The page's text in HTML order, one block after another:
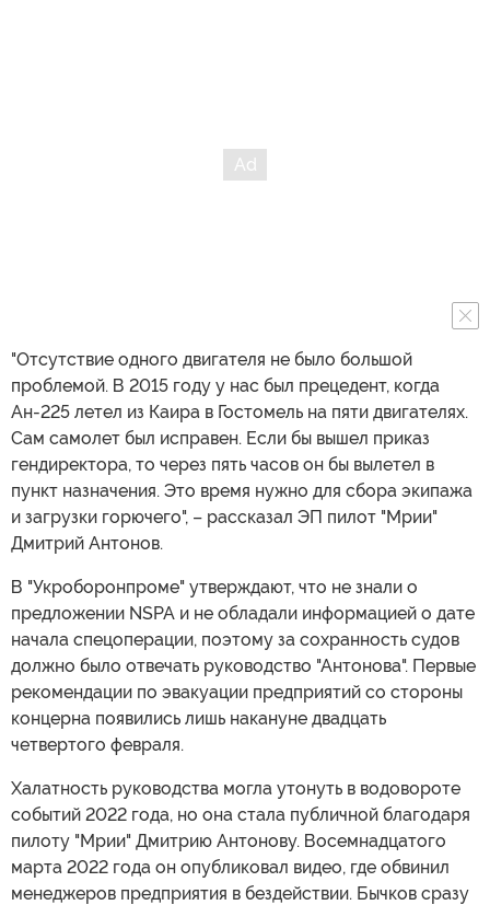
"Отсутствие одного двигателя не было большой
проблемой. В 2015 году у нас был прецедент, когда
Ан-225 летел из Каира в Гостомель на пяти двигателях.
Сам самолет был исправен. Если бы вышел приказ
гендиректора, то через пять часов он бы вылетел в
пункт назначения. Это время нужно для сбора экипажа
и загрузки горючего", – рассказал ЭП пилот "Мрии"
Дмитрий Антонов.
В "Укроборонпроме" утверждают, что не знали о
предложении NSPA и не обладали информацией о дате
начала спецоперации, поэтому за сохранность судов
должно было отвечать руководство "Антонова". Первые
рекомендации по эвакуации предприятий со стороны
концерна появились лишь накануне двадцать
четвертого февраля.
Халатность руководства могла утонуть в водовороте
событий 2022 года, но она стала публичной благодаря
пилоту "Мрии" Дмитрию Антонову. Восемнадцатого
марта 2022 года он опубликовал видео, где обвинил
менеджеров предприятия в бездействии. Бычков сразу